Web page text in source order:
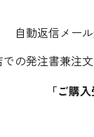
自動返信メール
発注書兼注文
「ご購